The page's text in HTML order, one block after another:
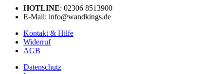
HOTLINE: 02306 8513900
E-Mail: info@wandkings.de
Kontakt & Hilfe
Widerruf
AGB
Datenschutz